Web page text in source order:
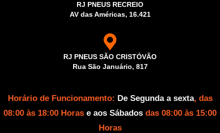
RJ PNEUS RECREIO
AV das Américas, 16.421
RJ PNEUS SÃO CRISTÓVÃO
Rua São Januário, 817
Horário de Funcionamento: De Segunda a sexta, das
08:00 às 18:00 Horas e aos Sábados das 08:00 às 15:00
Horas